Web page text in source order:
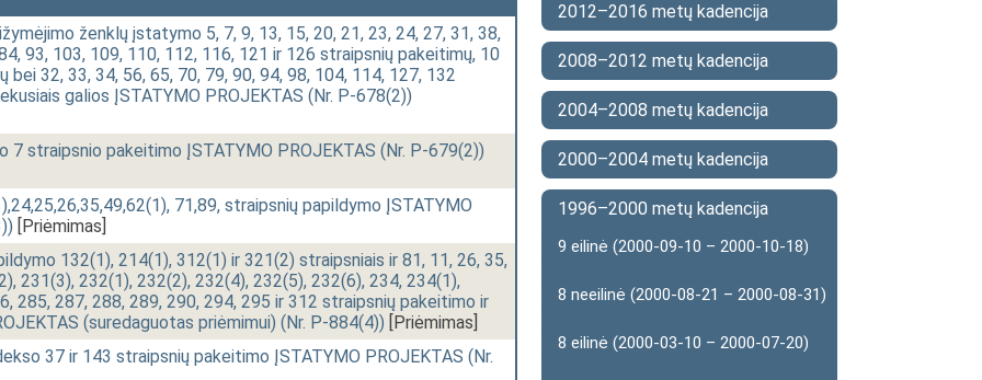
ženklų įstatymo 5, 7, 9, 13, 15, 20, 21, 23, 24, 27, 31, 38,
84, 93, 103, 109, 110, 112, 116, 121 ir 126 straipsnių pakeitimų, 10
bei 32, 33, 34, 56, 65, 70, 79, 90, 94, 98, 104, 114, 127, 132
galios ĮSTATYMO PROJEKTAS (Nr. P-678(2))
7 straipsnio pakeitimo ĮSTATYMO PROJEKTAS (Nr. P-679(2))
71,89, straipsnių papildymo ĮSTATYMO
[Priėmimas]
132(1), 214(1), 312(1) ir 321(2) straipsniais ir 81, 11, 26, 35,
231(3), 232(1), 232(2), 232(4), 232(5), 232(6), 234, 234(1),
285, 287, 288, 289, 290, 294, 295 ir 312 straipsnių pakeitimo ir
(suredaguotas priėmimui) (Nr. P-884(4)) [Priėmimas]
37 ir 143 straipsnių pakeitimo ĮSTATYMO PROJEKTAS (Nr.
2012–2016 metų kadencija
2008–2012 metų kadencija
2004–2008 metų kadencija
2000–2004 metų kadencija
1996–2000 metų kadencija
9 eilinė (2000-09-10 – 2000-10-18)
8 neeilinė (2000-08-21 – 2000-08-31)
8 eilinė (2000-03-10 – 2000-07-20)